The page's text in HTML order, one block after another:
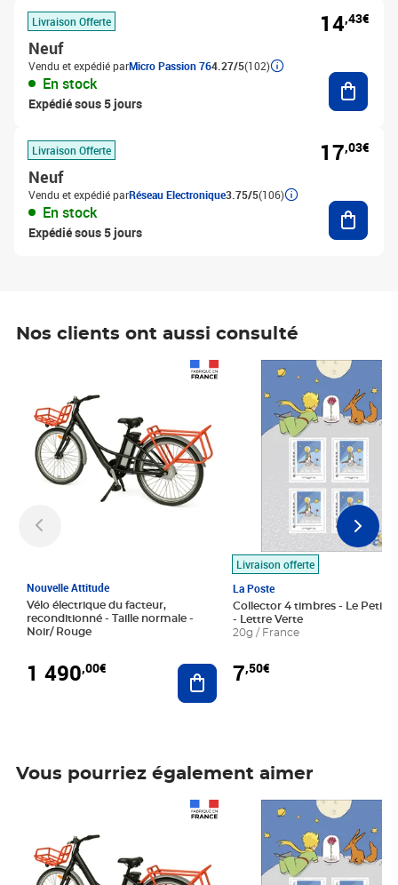
Livraison Offerte
Neuf
Vendu et expédié parMicro Passion 764.27/5(102)
En stock
Expédié sous 5 jours
14,43€
Livraison Offerte
Neuf
Vendu et expédié parRéseau Electronique3.75/5(106)
En stock
Expédié sous 5 jours
17,03€
Nos clients ont aussi consulté
Nouvelle Attitude
Vélo électrique du facteur,
reconditionné - Taille normale -
Noir/ Rouge
1 490,00€ Ajouter au panier
Livraison offerte
La Poste
Collector 4 timbres - Le Petit
- Lettre Verte
20g / France
7,50€
Prix 7,50€
Vous pourriez également aimer
Prix 7,50€